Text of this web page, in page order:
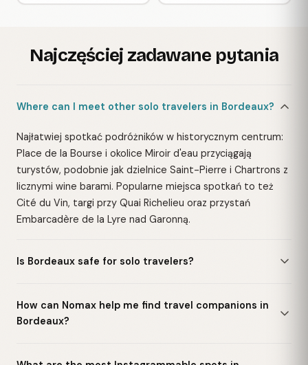
Najczęściej zadawane pytania
Where can I meet other solo travelers in Bordeaux?
Najłatwiej spotkać podróżników w historycznym centrum:
Place de la Bourse i okolice Miroir d'eau przyciągają
turystów, podobnie jak dzielnice Saint-Pierre i Chartrons z
licznymi wine barami. Popularne miejsca spotkań to też
Cité du Vin, targi przy Quai Richelieu oraz przystań
Embarcadère de la Lyre nad Garonną.
Is Bordeaux safe for solo travelers?
How can Nomax help me find travel companions in
Bordeaux?